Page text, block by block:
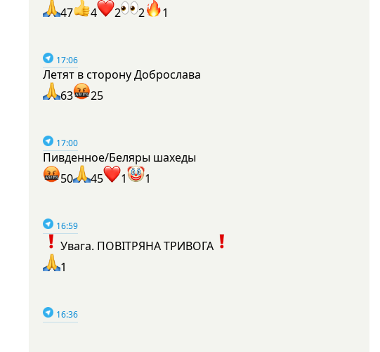
47
4 2 2 1
17:06
Летят в сторону Доброслава
63
25
17:00
Пивденное/Беляры шахеды
50
45 1 1
16:59
Увага. ПОВІТРЯНА ТРИВОГА
1
16:36